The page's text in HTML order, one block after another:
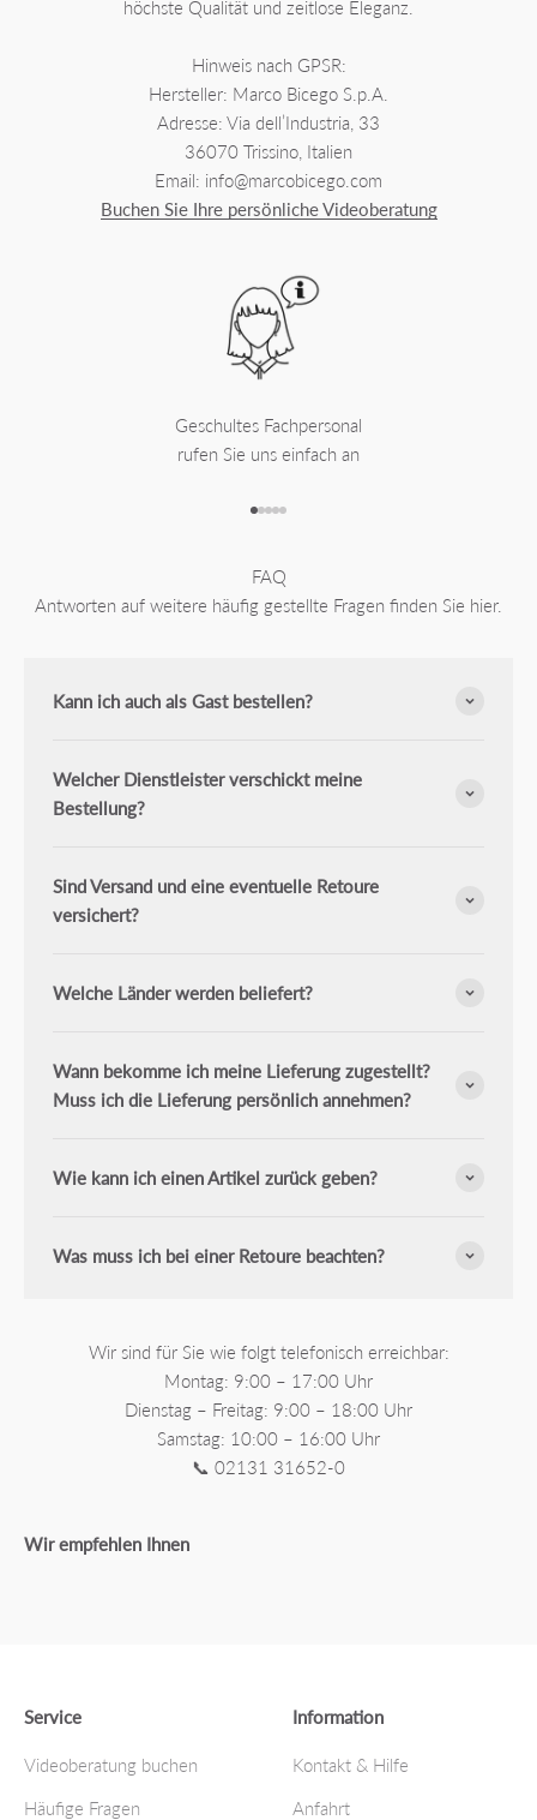
höchste Qualität und zeitlose Eleganz.
Hinweis nach GPSR:
Hersteller: Marco Bicego S.p.A.
Adresse: Via dell’Industria, 33
36070 Trissino, Italien
Email: info@marcobicego.com
Buchen Sie Ihre persönliche Videoberatung
Geschultes Fachpersonal
rufen Sie uns einfach an
FAQ
Antworten auf weitere häufig gestellte Fragen finden Sie hier.
Kann ich auch als Gast bestellen?
Welcher Dienstleister verschickt meine
Bestellung?
Sind Versand und eine eventuelle Retoure
versichert?
Welche Länder werden beliefert?
Wann bekomme ich meine Lieferung zugestellt?
Muss ich die Lieferung persönlich annehmen?
Wie kann ich einen Artikel zurück geben?
Was muss ich bei einer Retoure beachten?
Wir sind für Sie wie folgt telefonisch erreichbar:
Montag: 9:00 – 17:00 Uhr
Dienstag – Freitag: 9:00 – 18:00 Uhr
Samstag: 10:00 – 16:00 Uhr
📞 02131 31652-0
Wir empfehlen Ihnen
Service
Videoberatung buchen
Häufige Fragen
Information
Kontakt & Hilfe
Anfahrt